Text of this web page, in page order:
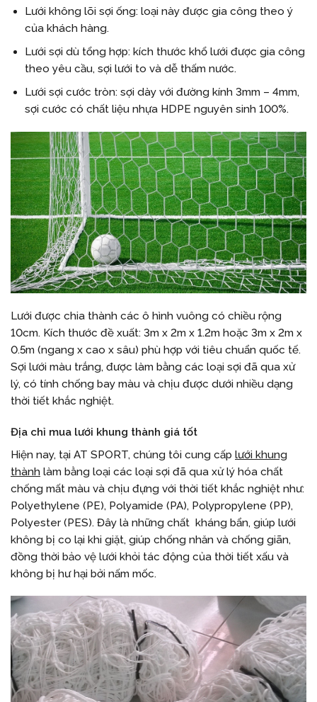
Lưới không lõi sợi ống: loại này được gia công theo ý
của khách hàng.
Lưới sợi dù tổng hợp: kích thước khổ lưới được gia công
theo yêu cầu, sợi lưới to và dễ thấm nước.
Lưới sợi cước tròn: sợi dày với đường kính 3mm – 4mm,
sợi cước có chất liệu nhựa HDPE nguyên sinh 100%.
Lưới được chia thành các ô hình vuông có chiều rộng
10cm. Kích thước đề xuất: 3m x 2m x 1.2m hoặc 3m x 2m x
0.5m (ngang x cao x sâu) phù hợp với tiêu chuẩn quốc tế.
Sợi lưới màu trắng, được làm bằng các loại sợi đã qua xử
lý, có tính chống bay màu và chịu được dưới nhiều dạng
thời tiết khắc nghiệt.
Địa chỉ mua lưới khung thành giá tốt
Hiện nay, tại AT SPORT, chúng tôi cung cấp lưới khung
thành làm bằng loại các loại sợi đã qua xử lý hóa chất
chống mất màu và chịu đựng với thời tiết khắc nghiệt như:
Polyethylene (PE), Polyamide (PA), Polypropylene (PP),
Polyester (PES). Đây là những chất kháng bẩn, giúp lưới
không bị co lại khi giặt, giúp chống nhăn và chống giãn,
đồng thời bảo vệ lưới khỏi tác động của thời tiết xấu và
không bị hư hại bởi nấm mốc.